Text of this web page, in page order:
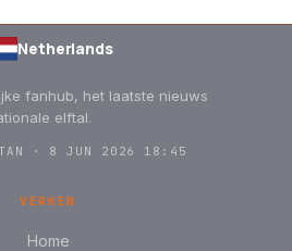
Netherlands
fanhub, het laatste nieuws
elftal.
· 8 JUN 2026 18:45
VERKEN
Home